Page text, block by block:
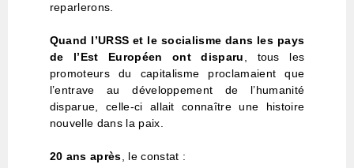
reparlerons.
Quand l’URSS et le socialisme dans les pays
de l’Est Européen ont disparu
, tous les
promoteurs du capitalisme proclamaient que
l’entrave au développement de l’humanité
disparue, celle-ci allait connaître une histoire
nouvelle dans la paix.
20 ans après , le constat :